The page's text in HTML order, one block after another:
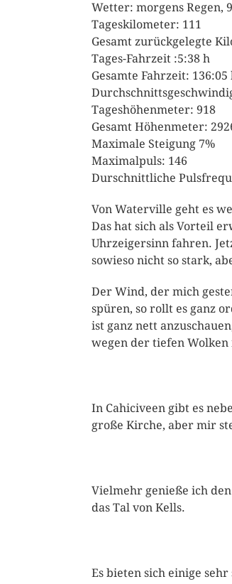
Wetter: morgens Regen,
Tageskilometer: 111
Gesamt zurückgelegte
Tages-Fahrzeit :5:38 h
Gesamte Fahrzeit: 136:05
Tageshöhenmeter: 918
Gesamt Höhenmeter:
Maximale Steigung 7%
Maximalpuls: 146
Durschnittliche
Von Waterville geht es
Das hat sich als Vorteil
Uhrzeigersinn fahren.
sowieso nicht so stark,
Der Wind, der mich
spüren, so rollt es ganz
ist ganz nett
wegen der tiefen Wolken
In Cahiciveen gibt es
große Kirche, aber mir
Vielmehr genieße ich
das Tal von Kells.
Es bieten sich einige